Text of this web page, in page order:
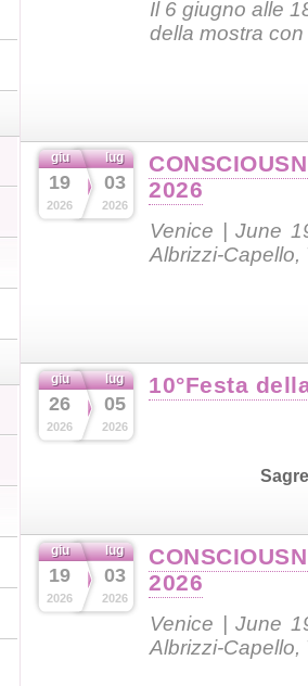
Il 6 giugno alle
della mostra
giu
19
2026
lug
03
2026
2026
Venice | June
Albrizzi-Capello,
giu
26
2026
lug
05
2026
10°Festa
Sagre
giu
19
2026
lug
03
2026
2026
Venice | June
Albrizzi-Capello,